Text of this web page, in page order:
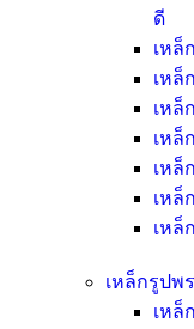
ดี
เหล็
เหล็
เหล็
เหล็
เหล็
เหล็
เหล็
เหล็กรูปพ
เหล็